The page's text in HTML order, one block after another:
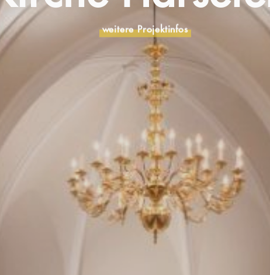
weitere Projektinfos